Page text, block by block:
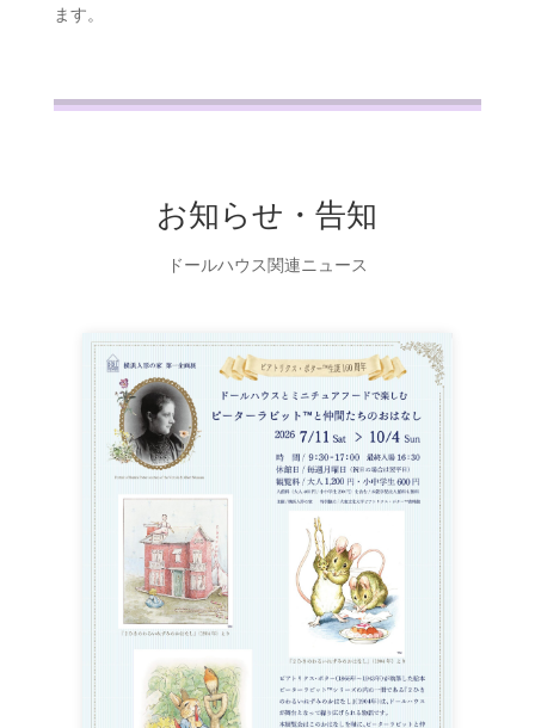
ます。
お知らせ・告知
ドールハウス関連ニュース